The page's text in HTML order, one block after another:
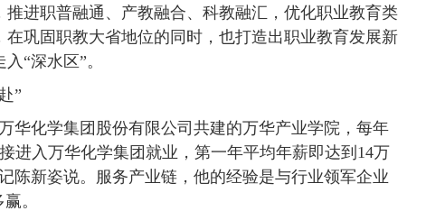
推进职普融通、产教融合、科教融汇，优化职业教育类
巩固职教大省地位的同时，也打造出职业教育发展新
“深水区”。
”
华化学集团股份有限公司共建的万华产业学院，每年
进入万华化学集团就业，第一年平均年薪即达到14万
陈新姿说。服务产业链，他的经验是与行业领军企业
。